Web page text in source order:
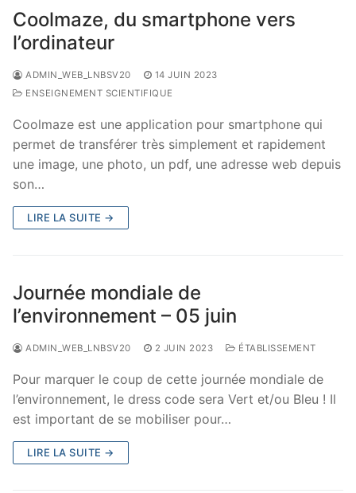
Coolmaze, du smartphone vers
l’ordinateur
ADMIN_WEB_LNBSV20
14 JUIN 2023
ENSEIGNEMENT SCIENTIFIQUE
Coolmaze est une application pour smartphone qui
permet de transférer très simplement et rapidement
une image, une photo, un pdf, une adresse web depuis
son…
LIRE LA SUITE →
Journée mondiale de
l’environnement – 05 juin
ADMIN_WEB_LNBSV20 2 JUIN 2023 ÉTABLISSEMENT
Pour marquer le coup de cette journée mondiale de
l’environnement, le dress code sera Vert et/ou Bleu ! Il
est important de se mobiliser pour…
LIRE LA SUITE →